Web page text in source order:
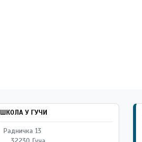
ШКОЛА У ГУЧИ
Радничка 13